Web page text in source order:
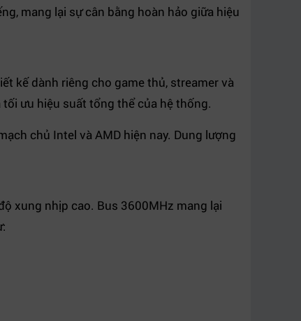
mang lại sự cân bằng hoàn hảo giữa hiệu
kế dành riêng cho game thủ, streamer và
ưu hiệu suất tổng thể của hệ thống.
chủ Intel và AMD hiện nay. Dung lượng
xung nhịp cao. Bus 3600MHz mang lại